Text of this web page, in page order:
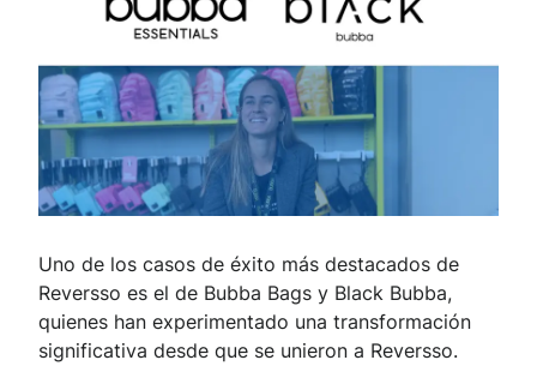
Uno de los casos de éxito más destacados de
Reversso es el de Bubba Bags y Black Bubba,
quienes han experimentado una transformación
significativa desde que se unieron a Reversso.